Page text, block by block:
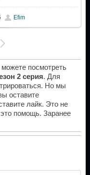
Efim
посмотреть
2 серия. Для
Но мы
оставите
лайк. Это не
помощь. Заранее